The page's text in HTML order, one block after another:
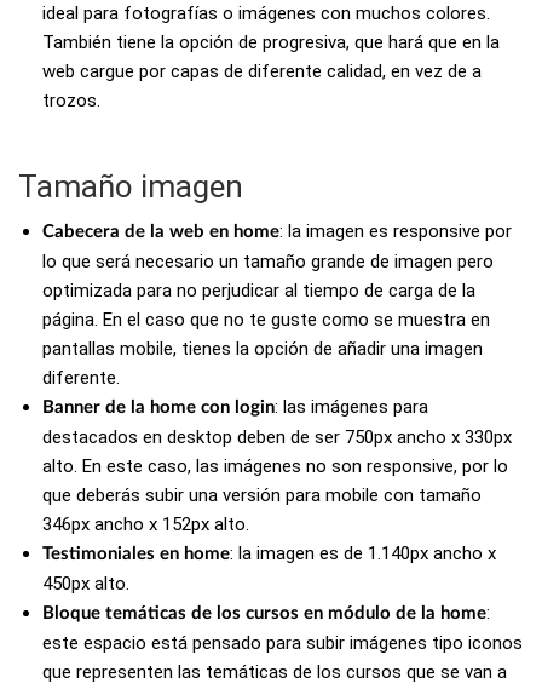
ideal para fotografías o imágenes con muchos colores.
También tiene la opción de progresiva, que hará que en la
web cargue por capas de diferente calidad, en vez de a
trozos.
Tamaño imagen
Cabecera de la web en home: la imagen es responsive por
lo que será necesario un tamaño grande de imagen pero
optimizada para no perjudicar al tiempo de carga de la
página. En el caso que no te guste como se muestra en
pantallas mobile, tienes la opción de añadir una imagen
diferente.
Banner de la home con login: las imágenes para
destacados en desktop deben de ser 750px ancho x 330px
alto. En este caso, las imágenes no son responsive, por lo
que deberás subir una versión para mobile con tamaño
346px ancho x 152px alto.
Testimoniales en home: la imagen es de 1.140px ancho x
450px alto.
Bloque temáticas de los cursos en módulo de la home:
este espacio está pensado para subir imágenes tipo iconos
que representen las temáticas de los cursos que se van a